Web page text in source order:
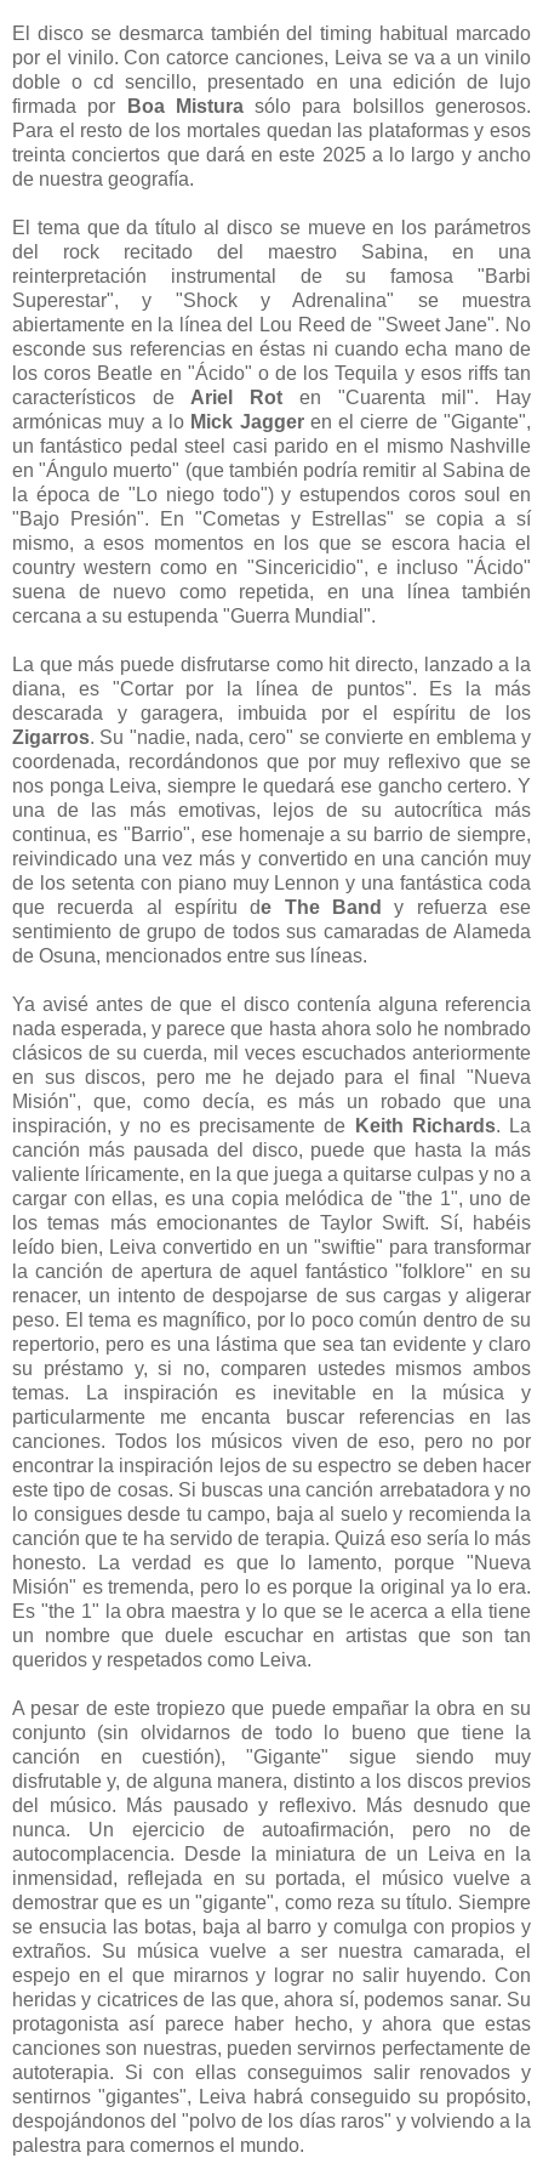
El disco se desmarca también del timing habitual marcado
por el vinilo. Con catorce canciones, Leiva se va a un vinilo
doble o cd sencillo, presentado en una edición de lujo
firmada por Boa Misturasólo para bolsillos generosos.
Para el resto de los mortales quedan las plataformas y esos
treinta conciertos que dará en este 2025 a lo largo y ancho
de nuestra geografía.
El tema que da título al disco se mueve en los parámetros
del rock recitado del maestro Sabina, en una
reinterpretación instrumental de su famosa "Barbi
Superestar", y "Shock y Adrenalina" se muestra
abiertamente en la línea del Lou Reed de "Sweet Jane". No
esconde sus referencias en éstas ni cuando echa mano de
los coros Beatle en "Ácido" o de los Tequila y esos riffs tan
característicos de Ariel Rot en "Cuarenta mil". Hay
armónicas muy a loMick Jagger en el cierre de "Gigante",
un fantástico pedal steel casi parido en el mismo Nashville
en "Ángulo muerto" (que también podría remitir al Sabina de
la época de "Lo niego todo") y estupendos coros soul en
"Bajo Presión". En "Cometas y Estrellas" se copia a sí
mismo, a esos momentos en los que se escora hacia el
country western como en "Sincericidio", e incluso "Ácido"
suena de nuevo como repetida, en una línea también
cercana a su estupenda "Guerra Mundial".
La que más puede disfrutarse como hit directo, lanzado a la
diana, es "Cortar por la línea de puntos". Es la más
descarada y garagera, imbuida por el espíritu de los
Zigarros. Su "nadie, nada, cero" se convierte en emblema y
coordenada, recordándonos que por muy reflexivo que se
nos ponga Leiva, siempre le quedará ese gancho certero. Y
una de las más emotivas, lejos de su autocrítica más
continua, es "Barrio", ese homenaje a su barrio de siempre,
reivindicado una vez más y convertido en una canción muy
de los setenta con piano muy Lennon y una fantástica coda
que recuerda al espíritu de The Band
y refuerza ese
sentimiento de grupo de todos sus camaradas de Alameda
de Osuna, mencionados entre sus líneas.
Ya avisé antes de que el disco contenía alguna referencia
nada esperada, y parece que hasta ahora solo he nombrado
clásicos de su cuerda, mil veces escuchados anteriormente
en sus discos, pero me he dejado para el final "Nueva
Misión", que, como decía, es más un robado que una
inspiración, y no es precisamente de
Keith Richards. La
canción más pausada del disco, puede que hasta la más
valiente líricamente, en la que juega a quitarse culpas y no a
cargar con ellas, es una copia melódica de "the 1", uno de
los temas más emocionantes de Taylor Swift. Sí, habéis
leído bien, Leiva convertido en un "swiftie" para transformar
la canción de apertura de aquel fantástico "folklore" en su
renacer, un intento de despojarse de sus cargas y aligerar
peso. El tema es magnífico, por lo poco común dentro de su
repertorio, pero es una lástima que sea tan evidente y claro
su préstamo y, si no, comparen ustedes mismos ambos
temas. La inspiración es inevitable en la música y
particularmente me encanta buscar referencias en las
canciones. Todos los músicos viven de eso, pero no por
encontrar la inspiración lejos de su espectro se deben hacer
este tipo de cosas. Si buscas una canción arrebatadora y no
lo consigues desde tu campo, baja al suelo y recomienda la
canción que te ha servido de terapia. Quizá eso sería lo más
honesto. La verdad es que lo lamento, porque "Nueva
Misión" es tremenda, pero lo es porque la original ya lo era.
Es "the 1" la obra maestra y lo que se le acerca a ella tiene
un nombre que duele escuchar en artistas que son tan
queridos y respetados como Leiva.
A pesar de este tropiezo que puede empañar la obra en su
conjunto (sin olvidarnos de todo lo bueno que tiene la
canción en cuestión), "Gigante" sigue siendo muy
disfrutable y, de alguna manera, distinto a los discos previos
del músico. Más pausado y reflexivo. Más desnudo que
nunca. Un ejercicio de autoafirmación, pero no de
autocomplacencia. Desde la miniatura de un Leiva en la
inmensidad, reflejada en su portada, el músico vuelve a
demostrar que es un "gigante", como reza su título. Siempre
se ensucia las botas, baja al barro y comulga con propios y
extraños. Su música vuelve a ser nuestra camarada, el
espejo en el que mirarnos y lograr no salir huyendo. Con
heridas y cicatrices de las que, ahora sí, podemos sanar. Su
protagonista así parece haber hecho, y ahora que estas
canciones son nuestras, pueden servirnos perfectamente de
autoterapia. Si con ellas conseguimos salir renovados y
sentirnos "gigantes", Leiva habrá conseguido su propósito,
despojándonos del "polvo de los días raros" y volviendo a la
palestra para comernos el mundo.